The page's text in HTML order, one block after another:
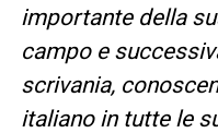
importante della
campo e
scrivania,
italiano in tutte le